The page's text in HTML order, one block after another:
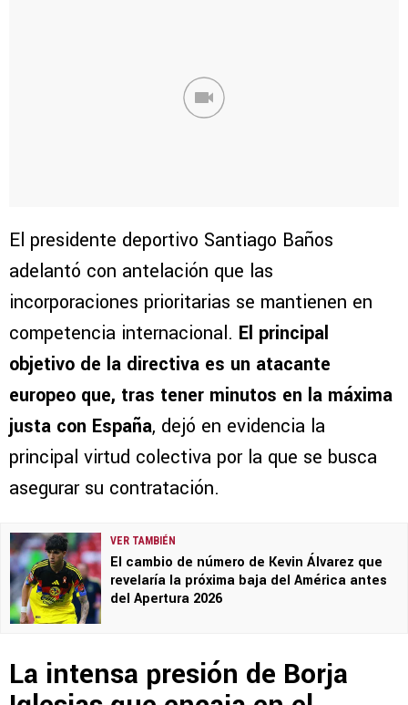
El presidente deportivo Santiago Baños
adelantó con antelación que las
incorporaciones prioritarias se mantienen en
competencia internacional. El principal
objetivo de la directiva es un atacante
europeo que, tras tener minutos en la máxima
justa con España, dejó en evidencia la
principal virtud colectiva por la que se busca
asegurar su contratación.
VER TAMBIÉN
El cambio de número de Kevin Álvarez que
revelaría la próxima baja del América antes
del Apertura 2026
La intensa presión de Borja